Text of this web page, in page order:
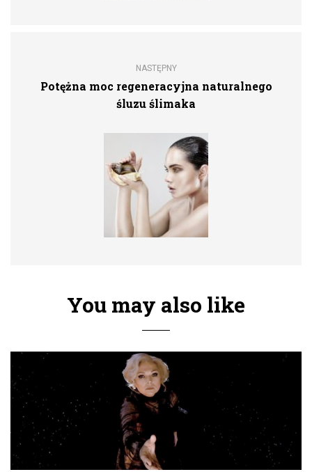
NASTĘPNY
Potężna moc regeneracyjna naturalnego
śluzu ślimaka
You may also like